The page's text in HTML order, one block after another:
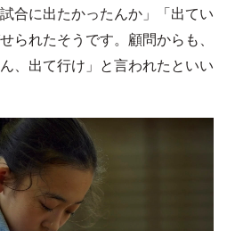
合に出たかったんか」「出てい
られたそうです。顧問からも、
、出て行け」と言われたといい